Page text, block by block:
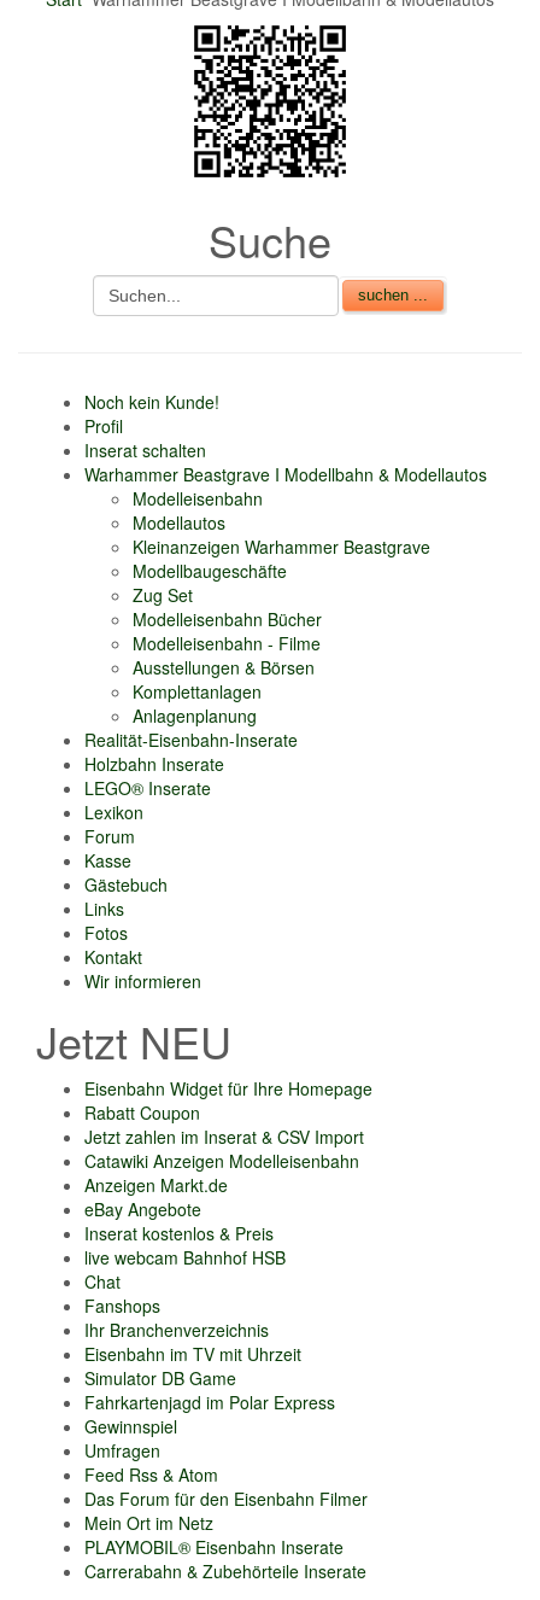
Suche
Noch kein Kunde!
Profil
Inserat schalten
Warhammer Beastgrave I Modellbahn & Modellautos
Modelleisenbahn
Modellautos
Kleinanzeigen Warhammer Beastgrave
Modellbaugeschäfte
Zug Set
Modelleisenbahn Bücher
Modelleisenbahn - Filme
Ausstellungen & Börsen
Komplettanlagen
Anlagenplanung
Realität-Eisenbahn-Inserate
Holzbahn Inserate
LEGO® Inserate
Lexikon
Forum
Kasse
Gästebuch
Links
Fotos
Kontakt
Wir informieren
Jetzt NEU
Eisenbahn Widget für Ihre Homepage
Rabatt Coupon
Jetzt zahlen im Inserat & CSV Import
Catawiki Anzeigen Modelleisenbahn
Anzeigen Markt.de
eBay Angebote
Inserat kostenlos & Preis
live webcam Bahnhof HSB
Chat
Fanshops
Ihr Branchenverzeichnis
Eisenbahn im TV mit Uhrzeit
Simulator DB Game
Fahrkartenjagd im Polar Express
Gewinnspiel
Umfragen
Feed Rss & Atom
Das Forum für den Eisenbahn Filmer
Mein Ort im Netz
PLAYMOBIL® Eisenbahn Inserate
Carrerabahn & Zubehörteile Inserate